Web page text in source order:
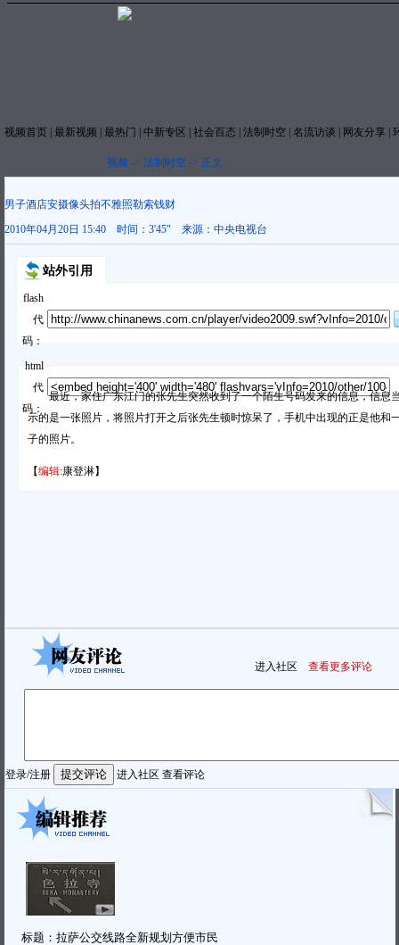
视频首页 最新视频 最热门 中新专区 社会百态 法制时空 名流访谈 网友分享
视频 -> 法制时空 -> 正文
男子酒店安摄像头拍不雅照勒索钱财
2010年04月20日 15:40
时间： 3'45" 来源： 中央电视台
站外引用
flash
代
码：
html
代
码：
最近，家住广东江门的张先生突然收到了一个陌生号码发来的信息，信息
示的是一张照片，将照片打开之后张先生顿时惊呆了，手机中出现的正是他和
子的照片。
【编辑:康登淋】
进入社区 查看更多评论
登录/注册 进入社区 查看评论
标题： 拉萨公交线路全新规划方便市民